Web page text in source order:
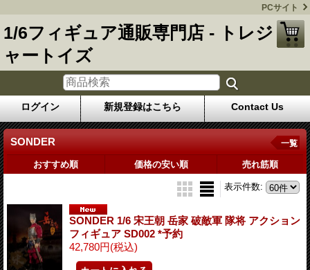
PCサイト
1/6フィギュア通販専門店 - トレジ
ャートイズ
ログイン 新規登録はこちら Contact Us
SONDER 一覧
おすすめ順 価格の安い順 売れ筋順
表示件数:
SONDER 1/6 宋王朝 岳家 破敵軍 隊将 アクション
フィギュア SD002 *予約
42,780円(税込)